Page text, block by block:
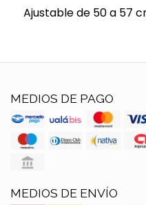
Ajustable de 50 a 57
MEDIOS DE PAGO
MEDIOS DE ENVÍO